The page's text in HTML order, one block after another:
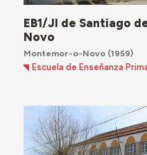
EB1/JI de Santiago
Novo
Montemor-o-Novo(1959)
Escuela de Enseñanza